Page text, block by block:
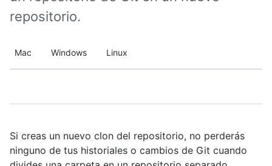
repositorio.
Mac Windows Linux
Si creas un nuevo clon del repositorio, no perderás
ninguno de tus historiales o cambios de Git cuando